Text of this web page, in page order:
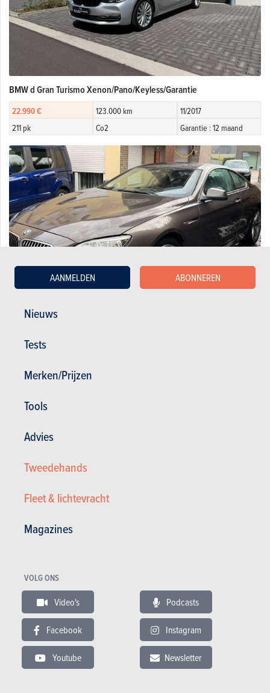
Nieuws
Tests
Merken/Prijzen
Tools
Advies
Tweedehands
Fleet & lichtevracht
Magazines
AANMELDEN ABONNEREN
VOLG ONS
Video's Podcasts
Facebook Instagram
Youtube Newsletter
BMW d Gran Turismo Xenon/Pano/Keyless/Garantie
22.990 € 123.000 km
11/2017
211 pk
Co2 Garantie : 12 maand
6.900 €
313 pk
BMW Coupé 630i
6.950 €
05/2008
272 pk
Co2